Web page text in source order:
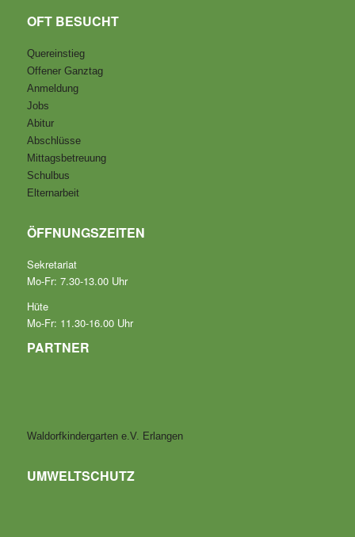
OFT BESUCHT
Quereinstieg
Offener Ganztag
Anmeldung
Jobs
Abitur
Abschlüsse
Mittagsbetreuung
Schulbus
Elternarbeit
ÖFFNUNGSZEITEN
Sekretariat
Mo-Fr: 7.30-13.00 Uhr
Hüte
Mo-Fr: 11.30-16.00 Uhr
PARTNER
Waldorfkindergarten e.V. Erlangen
UMWELTSCHUTZ